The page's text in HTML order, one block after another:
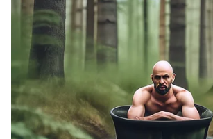
सर्विसेज स्टाफ कॉलेज में उन्हें 'बेस्ट
ऑफिसर मेडल' से सम्मानित किया गया
कमांड कोर्स और प्रतिष्ठित नेशनल
हिस्सा लिया है। फिलहाल, लेफ्टिनेंट
वाइस चीफ ऑफ आर्मी स्टाफ के तौर पर
दूसरे सबसे सीनियर पद पर हैं।
DOWNLOAD APP